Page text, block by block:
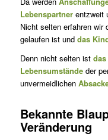
Lebenspartnerentzweit
Nicht selten erfahren
gelaufen ist und das
Denn nicht selten ist
Lebensumständeder
unvermeidlichen
Bekannte
Veränderung